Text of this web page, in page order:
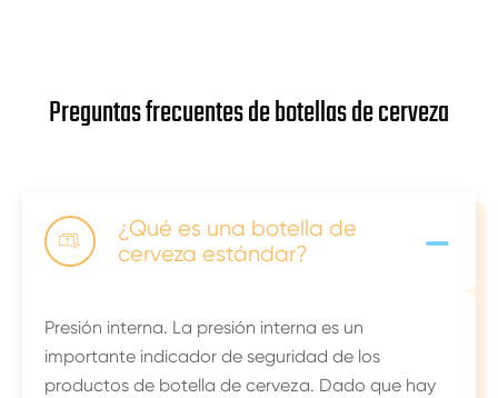
Preguntas frecuentes de botellas de cerveza

¿Qué es una botella de
cerveza estándar?
-
Presión interna. La presión interna es un
importante indicador de seguridad de los
productos de botella de cerveza. Dado que hay